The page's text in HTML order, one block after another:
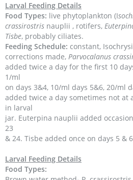
Larval Feeding Details
Food Types: live phytoplankton (I
crassirostris nauplii , rotifers,
Tisbe, probably ciliates.
Feeding Schedule: constant,
corrections made, Parvocalanus
added twice a day for the first 10
1/ml
on days 3&4, 10/ml days 5&6, 20/ml
added twice a day sometimes not at
in larval
jar. Euterpina nauplii added
23
& 24. Tisbe added once on days 5 &
Larval Feeding Details
Food Types: